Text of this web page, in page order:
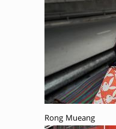
Rong Mueang